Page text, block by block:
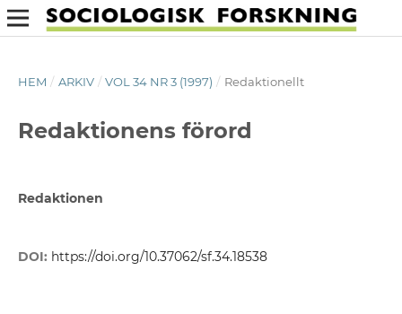
HEM / ARKIV / VOL 34 NR 3 (1997) / Redaktionellt
Redaktionens förord
Redaktionen
DOI: https://doi.org/10.37062/sf.34.18538